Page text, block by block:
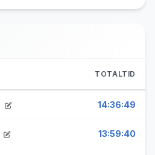
TOTALTID
14:36:49
13:59:40